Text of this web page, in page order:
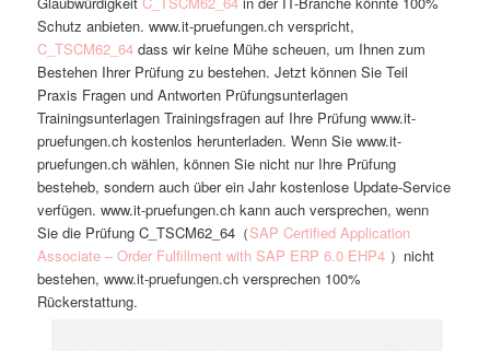
Schutz anbieten. www.it-pruefungen.ch verspricht,
C_TSCM62_64 dass wir keine Mühe scheuen, um Ihnen zum
Bestehen Ihrer Prüfung zu bestehen. Jetzt können Sie Teil
Praxis Fragen und Antworten Prüfungsunterlagen
Trainingsunterlagen Trainingsfragen auf Ihre Prüfung www.it-
pruefungen.ch kostenlos herunterladen. Wenn Sie www.it-
pruefungen.ch wählen, können Sie nicht nur Ihre Prüfung
besteheb, sondern auch über ein Jahr kostenlose Update-Service
verfügen. www.it-pruefungen.ch kann auch versprechen, wenn
Sie die Prüfung C_TSCM62_64（SAP Certified Application
Associate – Order Fulfillment with SAP ERP 6.0 EHP4 ）nicht
bestehen, www.it-pruefungen.ch versprechen 100%
Rückerstattung.